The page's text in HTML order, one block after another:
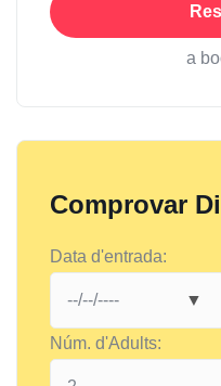
a
Comprovar
Data d'entrada:
Núm. d'Adults: